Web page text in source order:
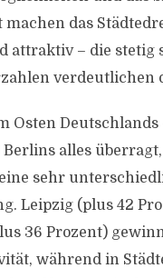
machen das
attraktiv – die stetig
verdeutlichen
Osten Deutschlands
alles
sehr
Leipzig (plus 42
36 Prozent)
während in